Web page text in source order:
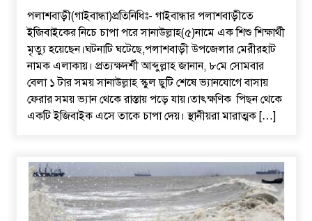
দুর্গাপুরে ভ্রাম্যমাণ আদালতের মাধ্যমে হয়রানির
অভিযোগ
১ আগস্ট, ২০২৬, ৯:৩৪ অপরাহ্ন
রাজশাহীতে সাংবাদিক সম্রাটকে কুপিয়ে জখম,
অবস্থা আশঙ্কাজনক
গোদাগাড়ীতে যাত্রী ছাউনি ও বাস বেসহ ৫ দফা
দাবিতে ইউএনওকে স্মারকলিপি
৩০ জুলাই, ২০২৬, ১২:৫৭ অপরাহ্ন
পলাশবাড়ী(গাইবান্ধা)প্রতিনিধিঃ- গাইবান্ধার পলাশবাড়ীতে
ইজিবাইকের নিচে চাপা পরে সানাউল্লাহ(৫)নামে এক শিশু শিক্ষার্থী
মৃত্যু হয়েছেন।ঘটনাটি ঘটেছে,পলাশবাড়ী উপজেলার মেরীরহাট
নামক এলাকায়। প্রত্যক্ষদর্শী আব্দুল্লাহ জানান, ৮মে সোমবার
বেলা ১ টার সময় সানাউল্লাহ স্কুল ছুটি শেষে ভ্যানযোগে বাসায়
ফেরার সময় ভ্যান থেকে রাস্তায় পড়ে যায়।তাৎক্ষণিক পিছন থেকে
একটি ইজিবাইক এসে তাকে চাপা দেয়। স্থানীয়রা মারাত্মক […]